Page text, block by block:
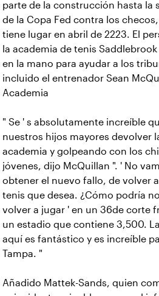
parte de la construcción hasta la
de la Copa Fed contra los
tiene lugar en abril de 2223. El
la academia de tenis
en la mano para ayudar a los
incluido el entrenador Sean
Academia
" Se ' s absolutamente increíble
nuestros hijos mayores devolver
academia y golpeando con los
jóvenes, dijo McQuillan ". ' No
obtener el nuevo fallo, de volver
tenis que desea. ¿Cómo podría
volver a jugar ' en un 36de corte
un estadio que contiene 3,500.
aquí es fantástico y es increíble
Tampa. "
Añadido Mattek-Sands, quien